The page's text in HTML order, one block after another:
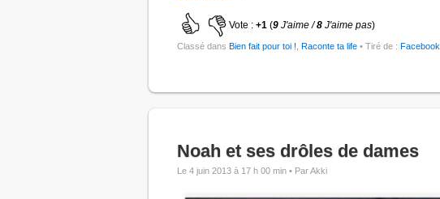
Vote : +1 (9 J'aime /8 J'aime pas)
Classé dans Bien fait pour toi ! Raconte ta life • Tiré de : Facebook
Noah et ses drôles de dames
Le 4 juin 2013 à 17 h 00 min • Par Akki